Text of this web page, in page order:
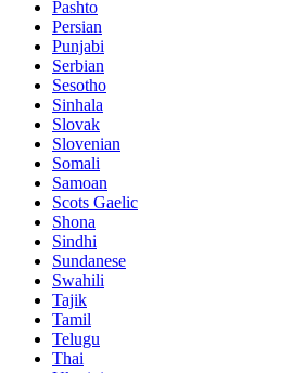
Pashto
Persian
Punjabi
Serbian
Sesotho
Sinhala
Slovak
Slovenian
Somali
Samoan
Scots Gaelic
Shona
Sindhi
Sundanese
Swahili
Tajik
Tamil
Telugu
Thai